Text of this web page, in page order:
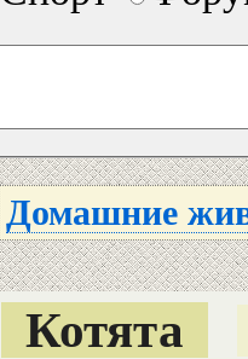
Домашние
Котята